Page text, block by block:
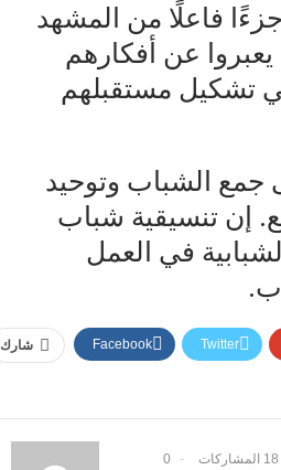
فاعلًا من المشهد
عن أفكارهم
تشكيل مستقبلهم
جمع الشباب وتوحيد
إن تنسيقية شباب
في العمل
شارك Facebook Twitter
18 المشاركات 0